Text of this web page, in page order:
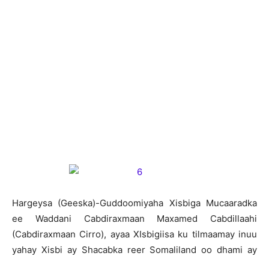
Hargeysa (Geeska)-Guddoomiyaha Xisbiga Mucaaradka
ee Waddani Cabdiraxmaan Maxamed Cabdillaahi
(Cabdiraxmaan Cirro), ayaa XIsbigiisa ku tilmaamay inuu
yahay Xisbi ay Shacabka reer Somaliland oo dhami ay